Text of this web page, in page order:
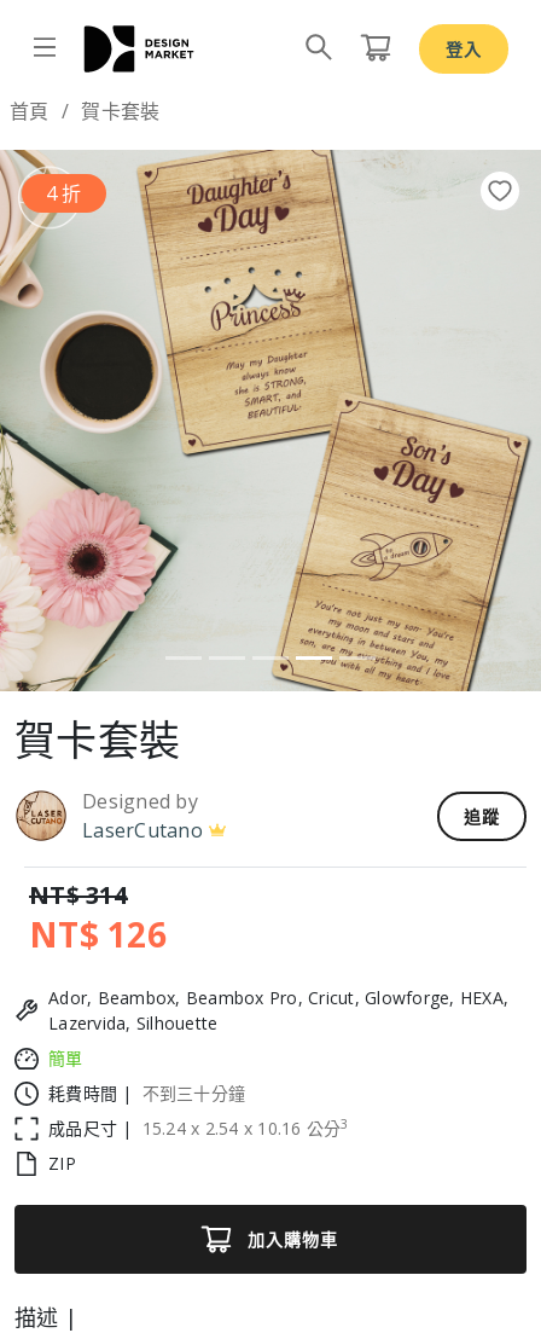
登入
首頁 賀卡套裝
4 折
Previous
賀卡套裝
Designed by
LaserCutano
追蹤
NT$ 314
NT$ 126
Ador, Beambox, Beambox Pro, Cricut, Glowforge, HEXA,
Lazervida, Silhouette
簡單
耗費時間 |
不到三十分鐘
成品尺寸 |
15.24x 2.54 x 10.16 公分3
ZIP
加入購物車
描述 |